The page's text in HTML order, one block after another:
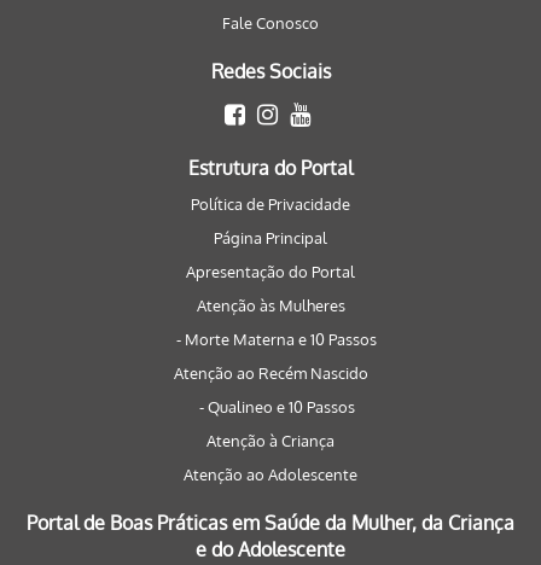
Fale Conosco
Redes Sociais
Estrutura do Portal
Política de Privacidade
Página Principal
Apresentação do Portal
Atenção às Mulheres
- Morte Materna e 10 Passos
Atenção ao Recém Nascido
- Qualineo e 10 Passos
Atenção à Criança
Atenção ao Adolescente
Portal de Boas Práticas em Saúde da Mulher, da Criança
e do Adolescente